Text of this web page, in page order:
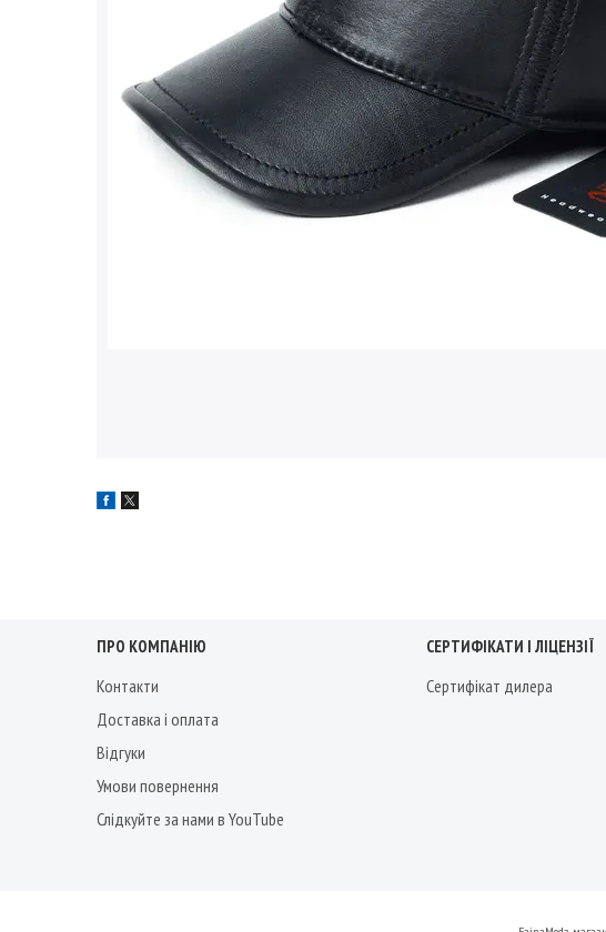
ПРО КОМПАНІЮ
Контакти
Доставка і оплата
Відгуки
Умови повернення
Слідкуйте за нами в YouTube
СЕРТИФІКАТИ І ЛІЦЕНЗІЇ
Сертифікат дилера